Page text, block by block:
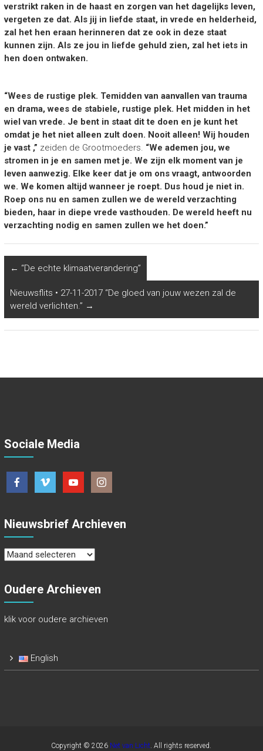
verstrikt raken in de haast en zorgen van het dagelijks leven,
vergeten ze dat. Als jij in liefde staat, in vrede en helderheid,
zal het hen eraan herinneren dat ze ook in deze staat
kunnen zijn. Als ze jou in liefde gehuld zien, zal het iets in
hen doen ontwaken.
“Wees de rustige plek. Temidden van aanvallen van trauma
en drama, wees de stabiele, rustige plek. Het midden in het
wiel van vrede. Je bent in staat dit te doen en je kunt het
omdat je het niet alleen zult doen. Nooit alleen! Wij houden
je vast ,” zeiden de Grootmoeders. “We ademen jou, we
stromen in je en samen met je. We zijn elk moment van je
leven aanwezig. Elke keer dat je om ons vraagt, antwoorden
we. We komen altijd wanneer je roept. Dus houd je niet in.
Roep ons nu en samen zullen we de wereld verzachting
bieden, haar in diepe vrede vasthouden. De wereld heeft nu
verzachting nodig en samen zullen we het doen.”
← “De echte klimaatverandering”
Nieuwsflits • 27-11-2017 “De gloed van jouw wezen zal de
wereld verlichten.” →
Sociale Media
Nieuwsbrief Archieven
Nieuwsbrief
Oudere Archieven
klik voor oudere archieven
English
Copyright © 2026 Net van Licht. All rights reserved.